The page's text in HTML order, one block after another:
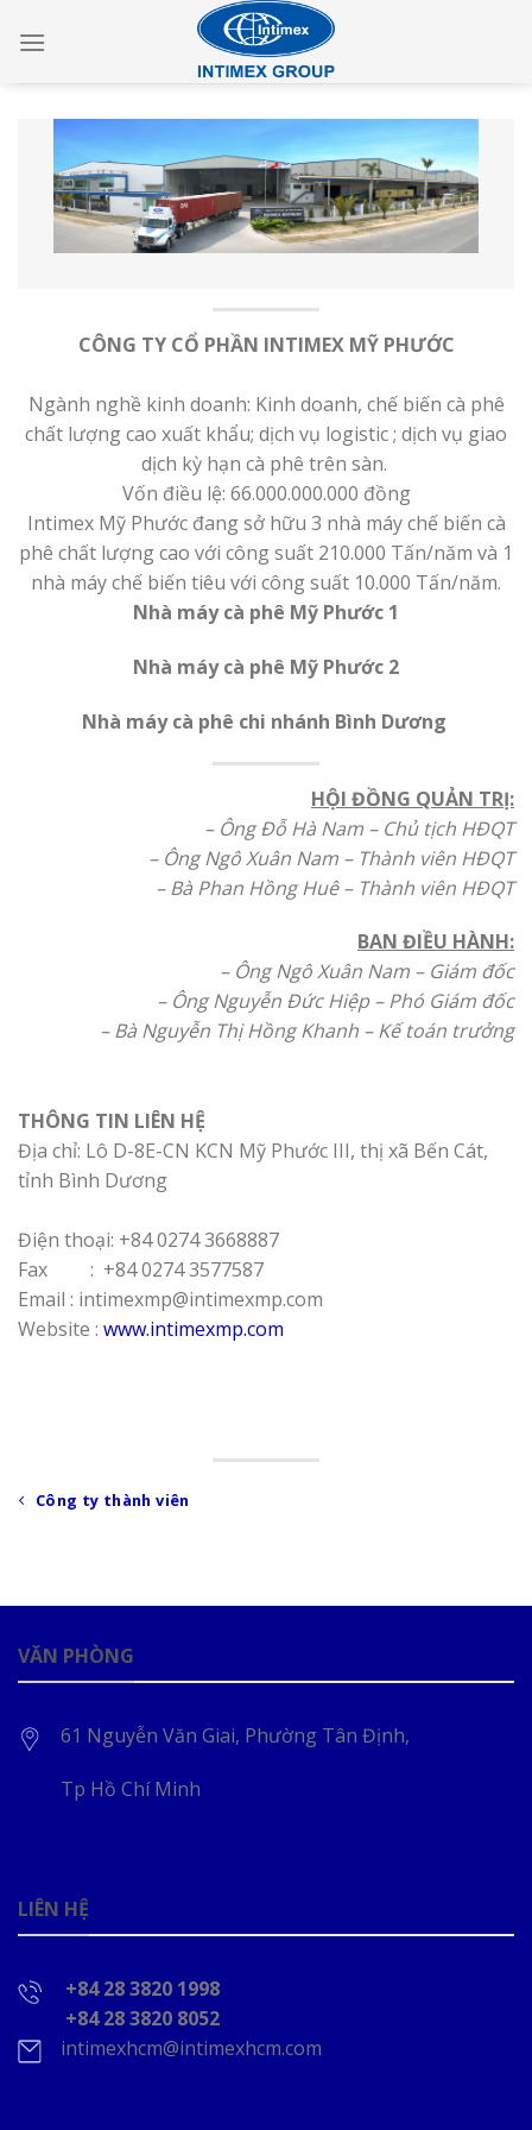
CÔNG TY CỔ PHẦN INTIMEX MỸ PHƯỚC
Ngành nghề kinh doanh: Kinh doanh, chế biến cà phê
chất lượng cao xuất khẩu; dịch vụ logistic ; dịch vụ giao
dịch kỳ hạn cà phê trên sàn.
Vốn điều lệ: 66.000.000.000 đồng
Intimex Mỹ Phước đang sở hữu 3 nhà máy chế biến cà
phê chất lượng cao với công suất 210.000 Tấn/năm và 1
nhà máy chế biến tiêu với công suất 10.000 Tấn/năm.
Nhà máy cà phê Mỹ Phước 1
Nhà máy cà phê Mỹ Phước 2
Nhà máy cà phê chi nhánh Bình Dương
HỘI ĐỒNG QUẢN TRỊ:
– Ông Đỗ Hà Nam – Chủ tịch HĐQT
– Ông Ngô Xuân Nam – Thành viên HĐQT
– Bà Phan Hồng Huê – Thành viên HĐQT
BAN ĐIỀU HÀNH:
– Ông Ngô Xuân Nam – Giám đốc
– Ông Nguyễn Đức Hiệp – Phó Giám đốc
– Bà Nguyễn Thị Hồng Khanh – Kế toán trưởng
THÔNG TIN LIÊN HỆ
Địa chỉ: Lô D-8E-CN KCN Mỹ Phước III, thị xã Bến Cát,
tỉnh Bình Dương
Điện thoại: +84 0274 3668887
Fax : +84 0274 3577587
Email : intimexmp@intimexmp.com
Website : www.intimexmp.com
Công ty thành viên
VĂN PHÒNG
61 Nguyễn Văn Giai, Phường Tân Định,
Tp Hồ Chí Minh
LIÊN HỆ
+84 28 3820 1998
+84 28 3820 8052
intimexhcm@intimexhcm.com